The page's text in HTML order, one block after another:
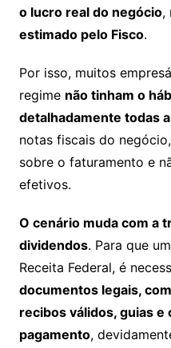
o lucro real do negócio,
estimado pelo Fisco.
Por isso, muitos
regime não tinham o
detalhadamente todas
notas fiscais do
sobre o faturamento e
efetivos.
O cenário muda com a
dividendos. Para que
Receita Federal, é
documentos legais,
recibos válidos, guias e
pagamento,